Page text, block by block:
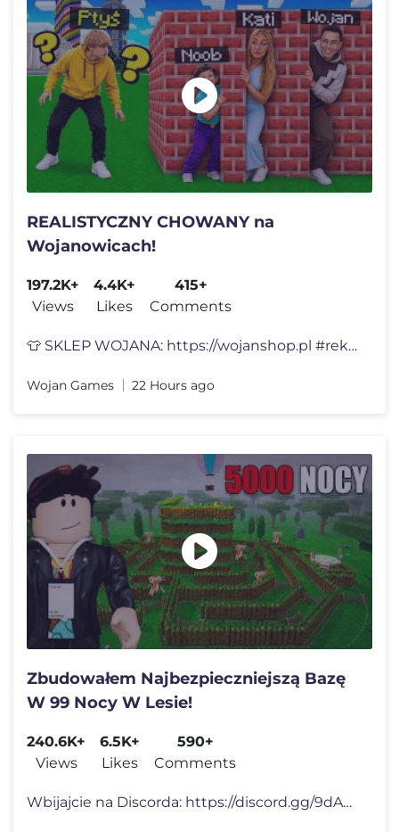
REALISTYCZNY CHOWANY na
Wojanowicach!
197.2K+
Views
4.4K+
Likes
415+
Comments
👕 SKLEP WOJANA: https://wojanshop.pl #reklama 🆕🍊 Nowy Wojanek
Wojan Games 22 Hours ago
Zbudowałem Najbezpieczniejszą Bazę
W 99 Nocy W Lesie!
240.6K+
Views
6.5K+
Likes
590+
Comments
Wbijajcie na Discorda: https://discord.gg/9dAkzQFsDj Od kiedy zaczą�